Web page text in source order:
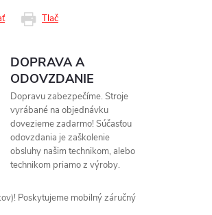
Tlač
DOPRAVA A
ODOVZDANIE
Dopravu zabezpečíme. Stroje
vyrábané na objednávku
dovezieme zadarmo! Súčasťou
odovzdania je zaškolenie
obsluhy našim technikom, alebo
technikom priamo z výroby.
Poskytujeme mobilný záručný